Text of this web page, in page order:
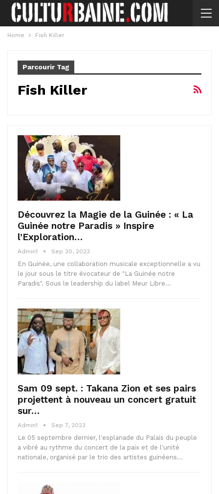
Home Fish Killer
Parcourir Tag
Fish Killer
Découvrez la Magie de la Guinée : « La
Guinée notre Paradis » Inspire
l’Exploration…
Admin1 Sep 30, 2023
En Guinée, une collaboration musicale exceptionnelle a vu
le jour sous le titre évocateur de "La Guinée notre
Paradis". Sous le leadership du label Meur Libre…
Sam 09 sept. : Takana Zion et ses pairs
projettent à nouveau un concert gratuit
sur…
Admin1 Sep 7, 2023
Le 05 septembre dernier, l'esplanade du Palais du peuple
a vibré au rythme du concert de la paix et de l'unité
nationale, organisé par le trio des artistes guinéens…